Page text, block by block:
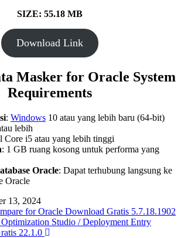
SIZE: 55.18 MB
Download Link
Masker for Oracle System
Requirements
: Windows 10 atau yang lebih baru (64-bit)
lebih
Core i5 atau yang lebih tinggi
: 1 GB ruang kosong untuk performa yang
Oracle: Dapat terhubung langsung ke
Oracle
13, 2024
for Oracle Download Gratis 5.7.18.1902
Studio / Deployment Entry
22.1.0